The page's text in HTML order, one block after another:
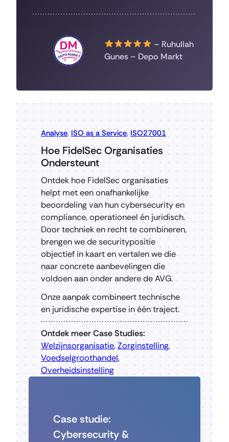
– Ruhullah
Gunes – Depo Markt
Analyse, ISO as a Service, ISO27001
Hoe FidelSec Organisaties
Ondersteunt
Ontdek hoe FidelSec organisaties
helpt met een onafhankelijke
beoordeling van hun cybersecurity en
compliance, operationeel én juridisch.
Door techniek en recht te combineren,
brengen we de securitypositie
objectief in kaart en vertalen we die
naar concrete aanbevelingen die
voldoen aan onder andere de AVG.
Onze aanpak combineert technische
en juridische expertise in één traject.
Ontdek meer Case Studies:
Welzijnsorganisatie,Zorginstelling,
Voedselgroothandel,
Overheidsinstelling
Case studie:
Cybersecurity &